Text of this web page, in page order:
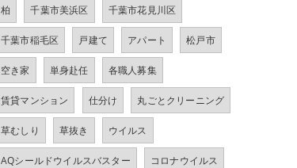
柏 千葉市美浜区 千葉市花見川区
千葉市稲毛区 戸建て アパート 松戸市
空き家 単身赴任 各職人募集
賃貸マンション 仕分け 丸ごとクリーニング
草むしり 草抜き ウイルス
AQシールドウイルスバスター コロナウイルス